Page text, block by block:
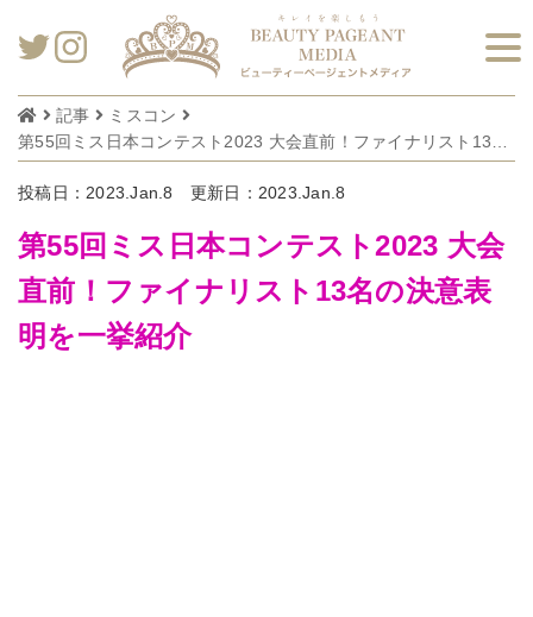
記事
ミスコン
投稿日：2023.Jan.8 更新日：2023.Jan.8
第55回ミス日本コンテスト2023 大会
直前！ファイナリスト13名の決意表
明を一挙紹介